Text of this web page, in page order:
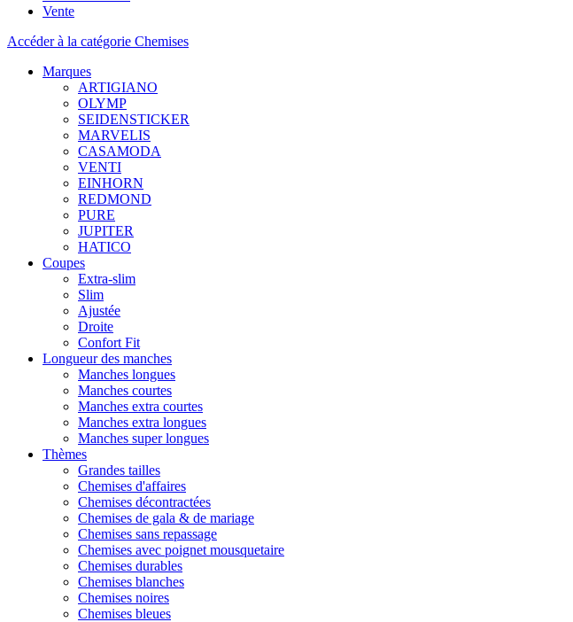
Vente
Accéder à la catégorie Chemises
Marques
ARTIGIANO
OLYMP
SEIDENSTICKER
MARVELIS
CASAMODA
VENTI
EINHORN
REDMOND
PURE
JUPITER
HATICO
Coupes
Extra-slim
Slim
Ajustée
Droite
Confort Fit
Longueur des manches
Manches longues
Manches courtes
Manches extra courtes
Manches extra longues
Manches super longues
Thèmes
Grandes tailles
Chemises d'affaires
Chemises décontractées
Chemises de gala & de mariage
Chemises sans repassage
Chemises avec poignet mousquetaire
Chemises durables
Chemises blanches
Chemises noires
Chemises bleues